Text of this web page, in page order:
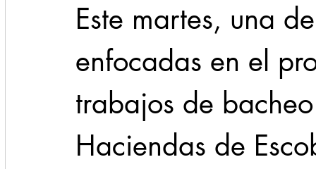
Este martes, una
enfocadas en el
trabajos de
Haciendas de